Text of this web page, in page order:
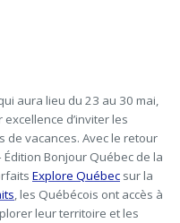
aura lieu du 23 au 30 mai,
excellence d’inviter les
de vacances. Avec le retour
Bonjour Québec de la
Explore Québec sur la
, les Québécois ont accès à
leur territoire et les